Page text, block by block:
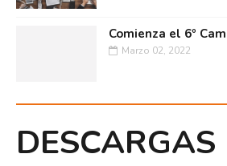
Comienza el 6º
Marzo 02, 2022
DESCARGAS